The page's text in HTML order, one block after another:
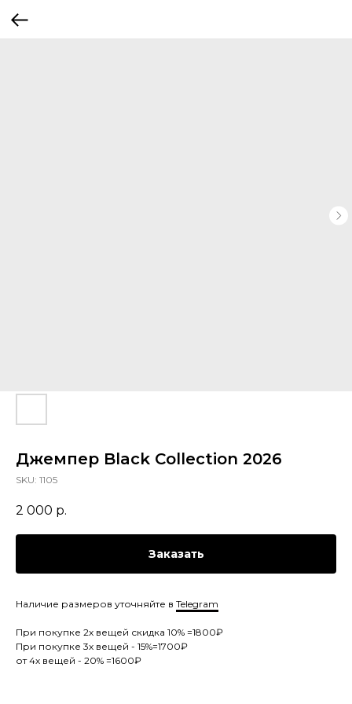
Джемпер Black Collection 2026
SKU: 1105
2 000 р.
Заказать
Наличие размеров уточняйте в Telegram
При покупке 2х вещей скидка 10% =1800₽
При покупке 3х вещей - 15%=1700₽
от 4х вещей - 20% =1600₽